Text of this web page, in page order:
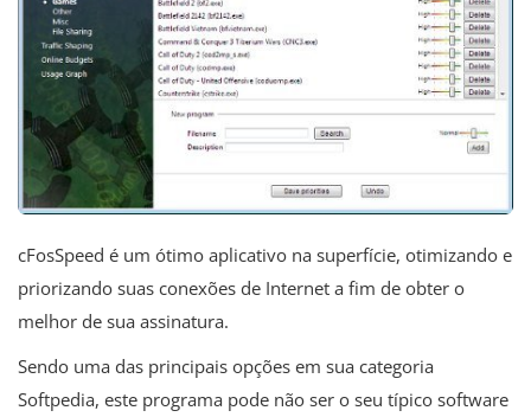
cFosSpeed ​​é um ótimo aplicativo na superfície, otimizando e
priorizando suas conexões de Internet a fim de obter o
melhor de sua assinatura.
Sendo uma das principais opções em sua categoria
Softpedia, este programa pode não ser o seu típico software